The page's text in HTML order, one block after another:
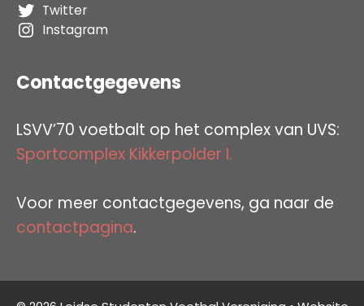
Twitter
Instagram
Contactgegevens
LSVV’70 voetbalt op het complex van UVS:
Sportcomplex Kikkerpolder I.
Voor meer contactgegevens, ga naar de
contactpagina.